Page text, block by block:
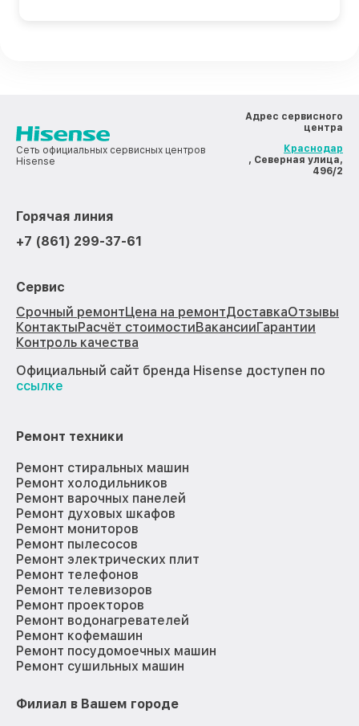
Сеть официальных сервисных центров
Hisense
Адрес сервисного
центра
Краснодар
, Северная улица,
496/2
Горячая линия
+7 (861) 299-37-61
Сервис
Срочный ремонтЦена на ремонтДоставкаОтзывы
КонтактыРасчёт стоимостиВакансииГарантии
Контроль качества
Официальный сайт бренда Hisense доступен по
ссылке
Ремонт техники
Ремонт стиральных машин
Ремонт холодильников
Ремонт варочных панелей
Ремонт духовых шкафов
Ремонт мониторов
Ремонт пылесосов
Ремонт электрических плит
Ремонт телефонов
Ремонт телевизоров
Ремонт проекторов
Ремонт водонагревателей
Ремонт кофемашин
Ремонт посудомоечных машин
Ремонт сушильных машин
Филиал в Вашем городе